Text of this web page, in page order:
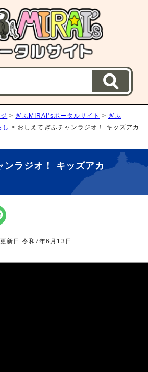
> ぎふMIRAI'sポータルサイト > ぎふ
し > おしえてぎふチャンラジオ！ キッズアカ
ンラジオ！ キッズアカ
新日 令和7年6月13日